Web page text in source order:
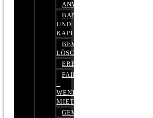
ANWALTSHAFTUNGSRECHT
BANK-
UND
KAPITALMARKTRECHT
BEWERTUNGEN
LÖSCHEN
ERBRECHT
FAIRMIETEN
–
WENIGER
MIETE
GEWERBERECHT